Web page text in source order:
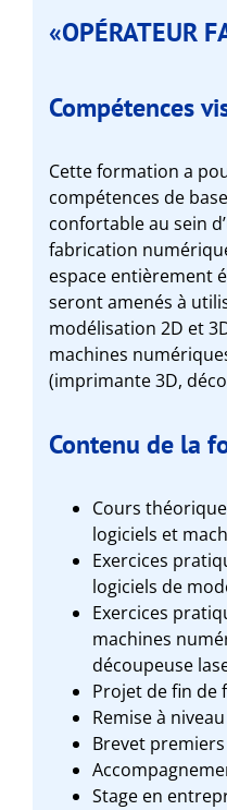
«OPÉRATEUR
Compétences
Cette formation a
compétences de
confortable au sein
fabrication
espace entièrement
seront amenés à
modélisation 2D et
machines
(imprimante 3D,
Contenu de la
Cours
logiciels et
Exercices
logiciels de
Exercices
machines
découpeuse
Projet de fin de
Remise à
Brevet
Stage en